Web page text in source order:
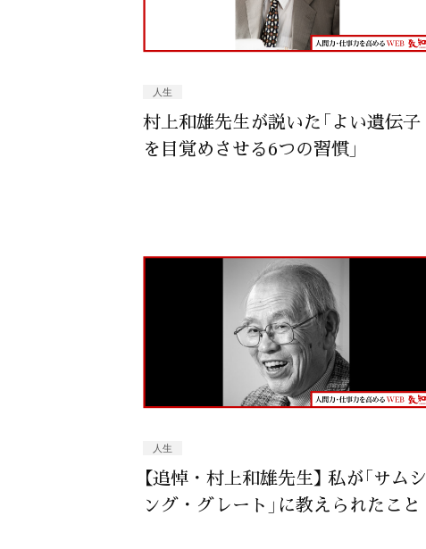
人生
村上和雄先生が説いた「よい遺伝子
を目覚めさせる6つの習慣」
人生
【追悼・村上和雄先生】 私が「サムシ
ング・グレート」に教えられたこと